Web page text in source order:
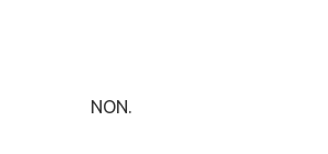
NON.